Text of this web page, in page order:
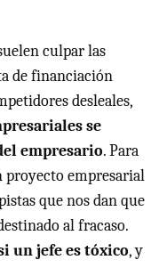
culpar las
de financiación
desleales,
se
empresario. Para
proyecto empresarial
que nos dan que
al fracaso.
un jefe es tóxico, y